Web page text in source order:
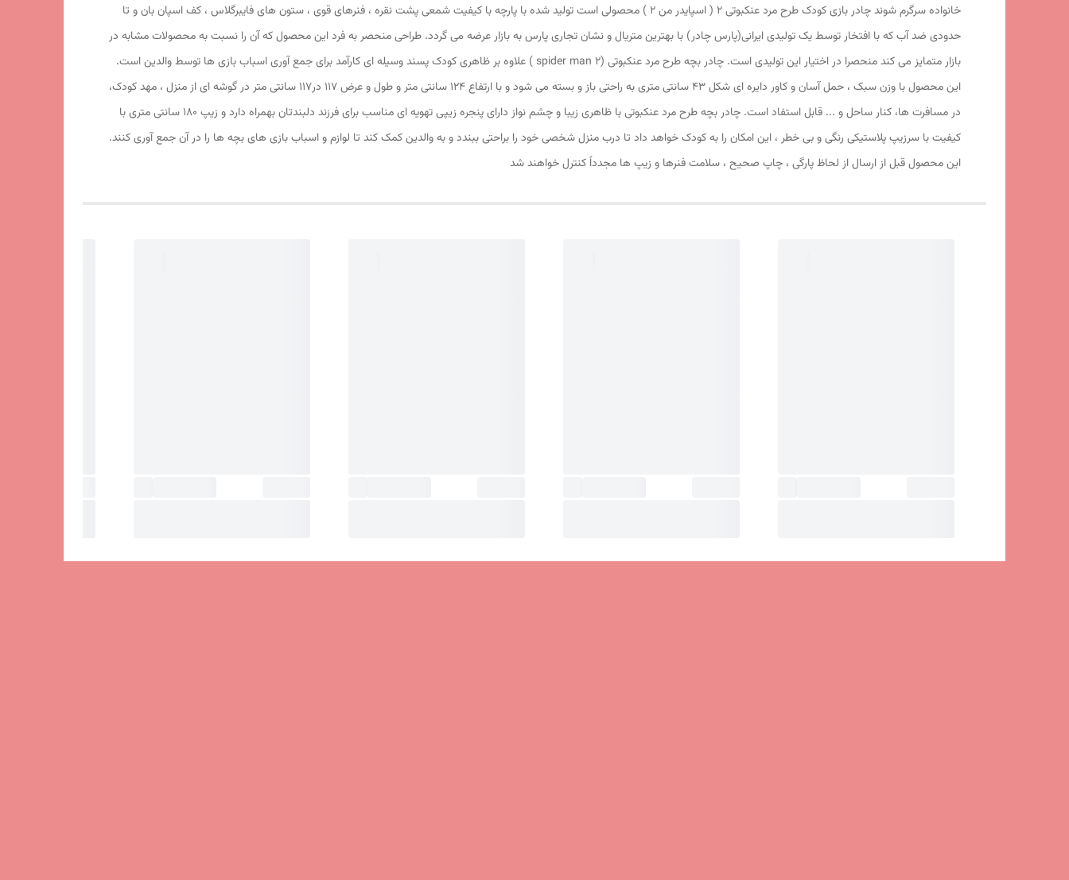
خانواده سرگرم شوند چادر بازی کودک طرح مرد عنکبوتی 2 ( اسپایدر من 2 ) محصولی است تولید شده با پارچه با کیفیت شمعی پشت نقره ، فنرهای قوی ، ستون های فایبرگلاس ، کف اسپان بان و تا
حدودی ضد آب که با افتخار توسط یک تولیدی ایرانی(پارس چادر) با بهترین متریال و نشان تجاری پارس به بازار عرضه می گردد. طراحی منحصر به فرد این محصول که آن را نسبت به محصولات مشابه در
بازار متمایز می کند منحصرا در اختیار این تولیدی است. چادر بچه طرح مرد عنکبوتی (spider man 2 ) علاوه بر ظاهری کودک پسند وسیله ای کارآمد برای جمع آوری اسباب بازی ها توسط والدین است.
این محصول با وزن سبک ، حمل آسان و کاور دایره ای شکل 43 سانتی متری به راحتی باز و بسته می شود و با ارتفاع 124 سانتی متر و طول و عرض 117 در117 سانتی متر در گوشه ای از منزل ، مهد کودک،
در مسافرت ها، کنار ساحل و ... قابل استفاد است. چادر بچه طرح مرد عنکبوتی با ظاهری زیبا و چشم نواز دارای پنجره زیپی تهویه ای مناسب برای فرزند دلبندتان بهمراه دارد و زیپ 180 سانتی متری با
کیفیت با سرزیپ پلاستیکی رنگی و بی خطر ، این امکان را به کودک خواهد داد تا درب منزل شخصی خود را براحتی ببندد و به والدین کمک کند تا لوازم و اسباب بازی های بچه ها را در آن جمع آوری کنند.
این محصول قبل از ارسال از لحاظ پارگی ، چاپ صحیح ، سلامت فنرها و زیپ ها مجدداً کنترل خواهند شد